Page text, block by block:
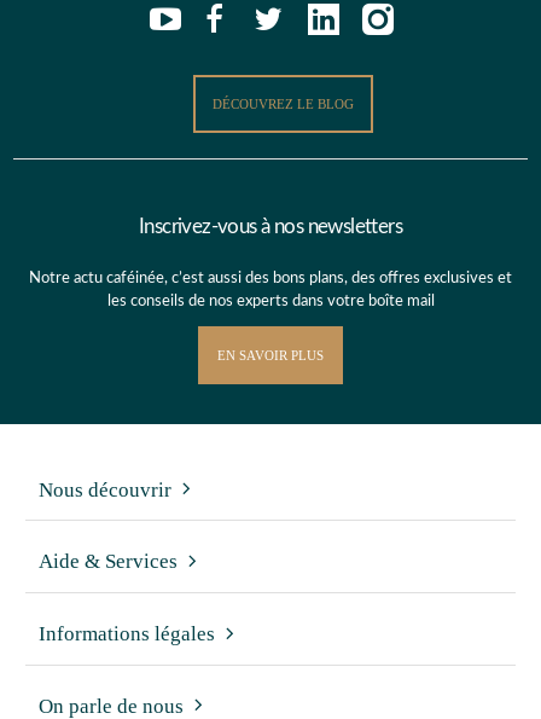
DÉCOUVREZ LE BLOG
Inscrivez-vous à nos newsletters
Notre actu caféinée, c’est aussi des bons plans, des offres exclusives et
les conseils de nos experts dans votre boîte mail
EN SAVOIR PLUS
Nous découvrir
Aide & Services
Informations légales
On parle de nous